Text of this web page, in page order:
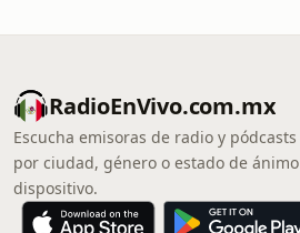
RadioEnVivo.com.mx
Escucha emisoras de radio y
por ciudad, género o estado de
dispositivo.